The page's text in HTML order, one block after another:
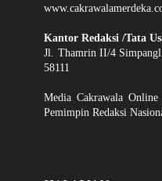
Kantor Redaksi /Tata
Jl. Thamrin II/4
58111
Media Cakrawala
Pemimpin Redaksi